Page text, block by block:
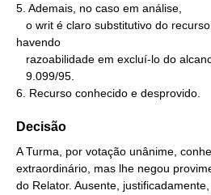
5. Ademais, no caso em análise,
havendo
6. Recurso conhecido e desprovido.
Decisão
A Turma, por votação unânime,
extraordinário, mas lhe negou
do Relator. Ausente,